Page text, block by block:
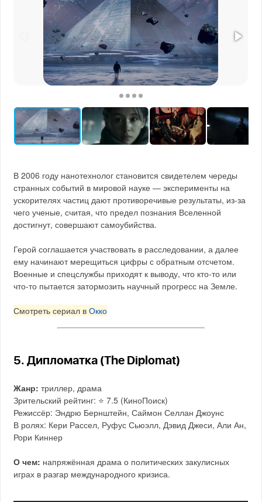
В 2006 году нанотехнолог становится свидетелем череды
странных событий в мировой науке — эксперименты на
ускорителях частиц дают противоречивые результаты, из-за
чего ученые, считая, что предел познания Вселенной
достигнут, совершают самоубийства.
Герой соглашается участвовать в расследовании, а далее
ему начинают мерещиться цифры с обратным отсчетом.
Военные и спецслужбы приходят к выводу, что кто-то или
что-то пытается затормозить научный прогресс на Земле.
Смотреть сериал вОкко
5. Дипломатка (The Diplomat)
Жанр: триллер, драма
Зрительский рейтинг: ⭐️ 7.5 (КиноПоиск)
Режиссёр: Эндрю Бернштейн, Саймон Селлан Джоунс
В ролях: Кери Рассел, Руфус Сьюэлл, Дэвид Джеси, Али Ан,
Рори Киннер
О чем: напряжённая драма о политических закулисных
играх в разгар международного кризиса.